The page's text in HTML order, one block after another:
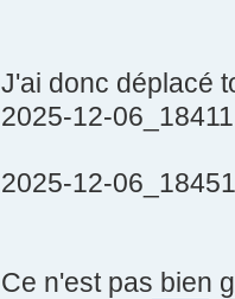
J'ai donc déplacé
2025-12-
2025-12-
Ce n'est pas bien